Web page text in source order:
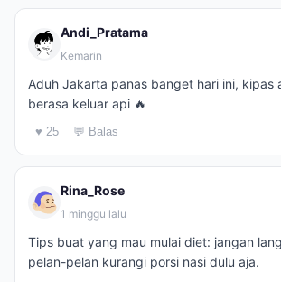
Andi_Pratama
Kemarin
Aduh Jakarta panas banget hari ini, kipas
berasa keluar api 🔥
♥ 25 💬 Balas
Rina_Rose
1 minggu lalu
Tips buat yang mau mulai diet: jangan
pelan-pelan kurangi porsi nasi dulu aja.